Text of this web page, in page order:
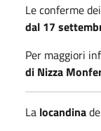
Le conferme
dal 17
Per maggiori
di Nizza
La locandina